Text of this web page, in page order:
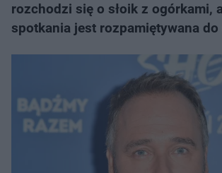
rozchodzi się o słoik z ogórkami,
spotkania jest rozpamiętywana